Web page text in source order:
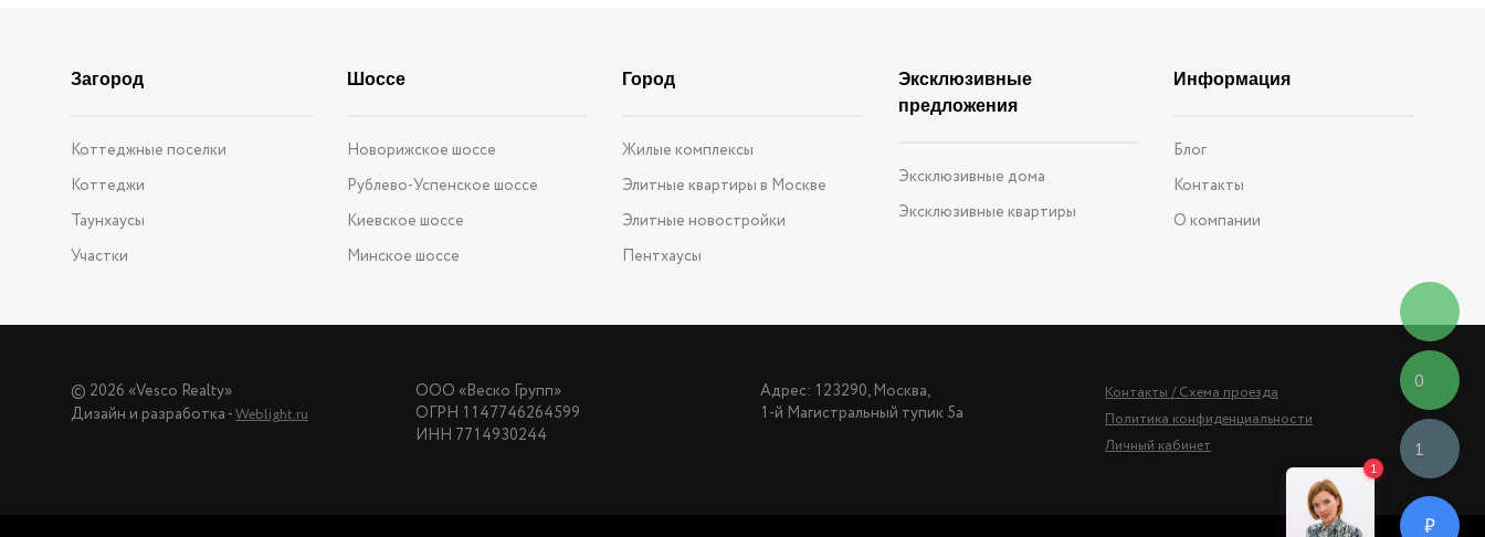
Загород
Коттеджные поселки
Коттеджи
Таунхаусы
Участки
Шоссе
Новорижское шоссе
Рублево-Успенское шоссе
Киевское шоссе
Минское шоссе
Город
Жилые комплексы
Элитные квартиры в Москве
Элитные новостройки
Пентхаусы
Эксклюзивные
предложения
Эксклюзивные дома
Эксклюзивные квартиры
Информация
Блог
Контакты
О компании
© 2026 «Vesco Realty»
Дизайн и разработка -Weblight.ru
ООО «Веско Групп»
ОГРН 1147746264599
ИНН 7714930244
Адрес: 123290, Москва,
1-й Магистральный тупик 5а
Контакты / Схема проезда
Политика конфиденциальности
Личный кабинет
₽
0
1